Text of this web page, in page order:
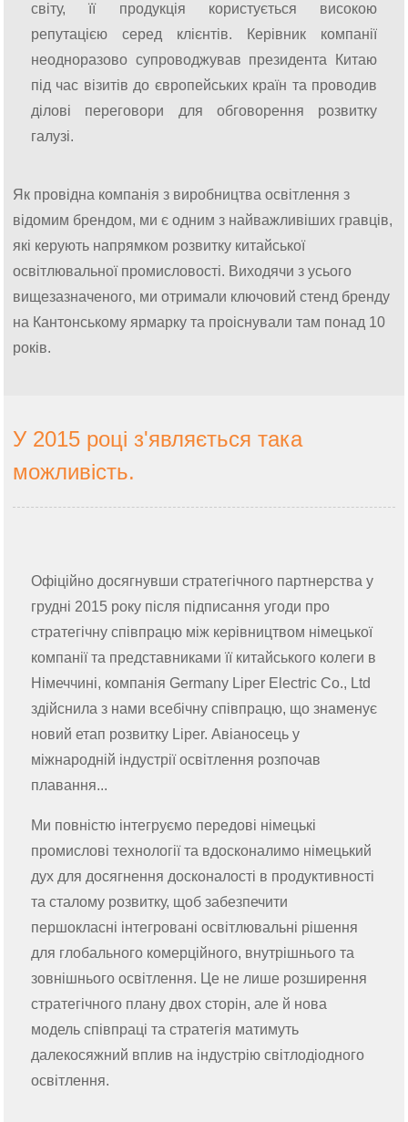
світу, її продукція користується високою
репутацією серед клієнтів. Керівник компанії
неодноразово супроводжував президента Китаю
під час візитів до європейських країн та проводив
ділові переговори для обговорення розвитку
галузі.
Як провідна компанія з виробництва освітлення з
відомим брендом, ми є одним з найважливіших гравців,
які керують напрямком розвитку китайської
освітлювальної промисловості. Виходячи з усього
вищезазначеного, ми отримали ключовий стенд бренду
на Кантонському ярмарку та проіснували там понад 10
років.
У 2015 році з'являється така
можливість.
Офіційно досягнувши стратегічного партнерства у
грудні 2015 року після підписання угоди про
стратегічну співпрацю між керівництвом німецької
компанії та представниками її китайського колеги в
Німеччині, компанія Germany Liper Electric Co., Ltd
здійснила з нами всебічну співпрацю, що знаменує
новий етап розвитку Liper. Авіаносець у
міжнародній індустрії освітлення розпочав
плавання...
Ми повністю інтегруємо передові німецькі
промислові технології та вдосконалимо німецький
дух для досягнення досконалості в продуктивності
та сталому розвитку, щоб забезпечити
першокласні інтегровані освітлювальні рішення
для глобального комерційного, внутрішнього та
зовнішнього освітлення. Це не лише розширення
стратегічного плану двох сторін, але й нова
модель співпраці та стратегія матимуть
далекосяжний вплив на індустрію світлодіодного
освітлення.